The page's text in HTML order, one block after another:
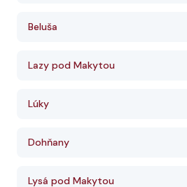
Beluša
Lazy pod Makytou
Lúky
Dohňany
Lysá pod Makytou